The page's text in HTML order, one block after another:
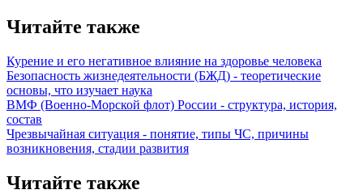
Читайте также
Курение и его негативное влияние на здоровье человека
Безопасность жизнедеятельности (БЖД) - теоретические
основы, что изучает наука
ВМФ (Военно-Морской флот) России - структура, история,
состав
Чрезвычайная ситуация - понятие, типы ЧС, причины
возникновения, стадии развития
Читайте также